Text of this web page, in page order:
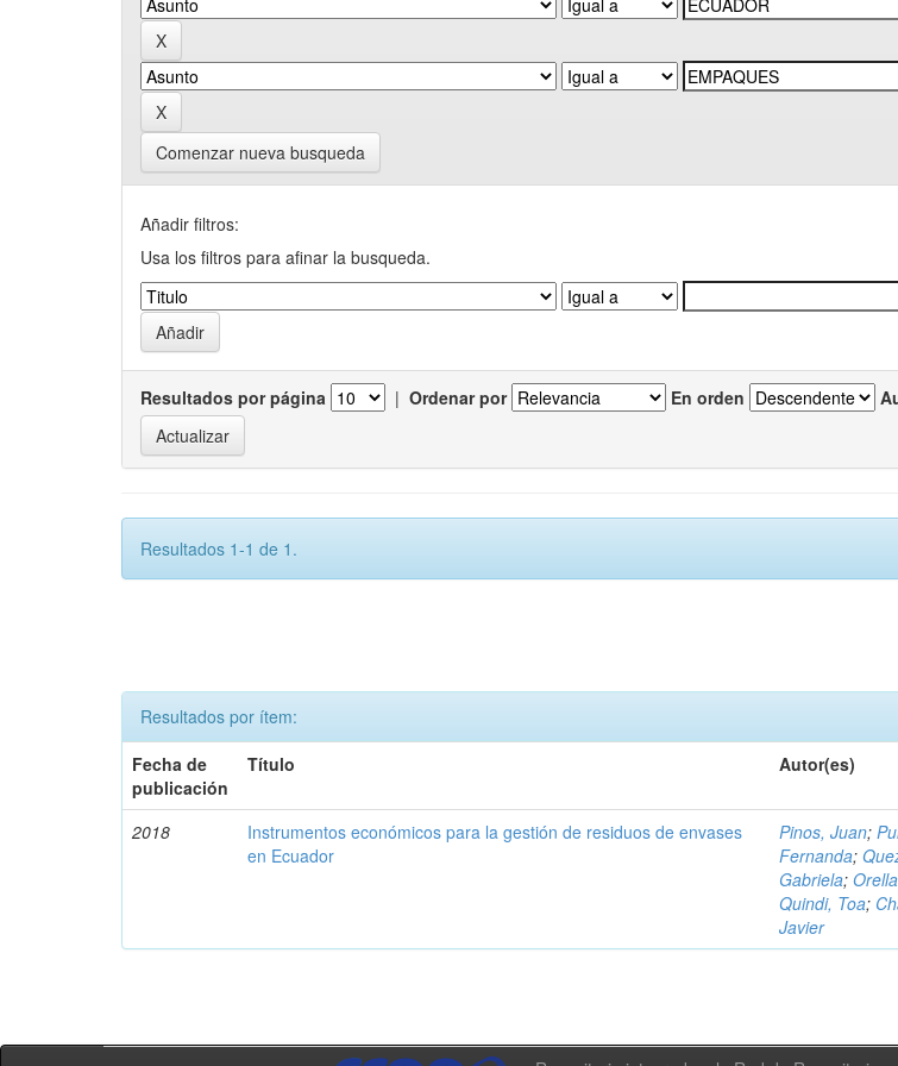
Comenzar nueva busqueda
Añadir filtros:
Usa los filtros para afinar la busqueda.
Resultados por página | Ordenar por En orden
Resultados 1-1 de 1.
Resultados por ítem:
Fecha de
publicación
Título Autor(es)
2018
Instrumentos económicos para la gestión de residuos de envases
en Ecuador
Pinos, Juan;
Fernanda;
Gabriela;
Quindi, Toa;
Javier